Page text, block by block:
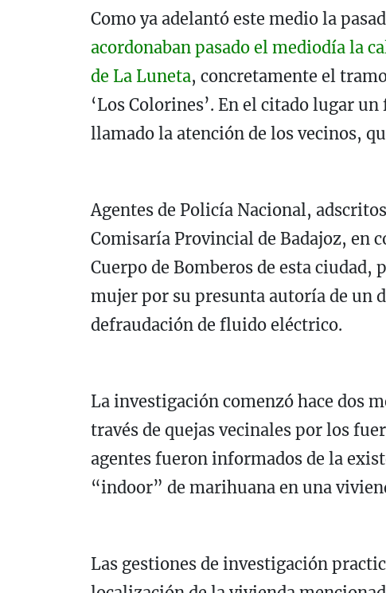
Como ya adelantó este medio la
acordonaban pasado el mediodía la
de La Luneta, concretamente el
‘Los Colorines’. En el citado lugar
llamado la atención de los vecinos,
Agentes de Policía Nacional,
Comisaría Provincial de Badajoz, en
Cuerpo de Bomberos de esta ciudad,
mujer por su presunta autoría de un
defraudación de fluido eléctrico.
La investigación comenzó hace dos
través de quejas vecinales por los
agentes fueron informados de la
“indoor” de marihuana en una
Las gestiones de investigación